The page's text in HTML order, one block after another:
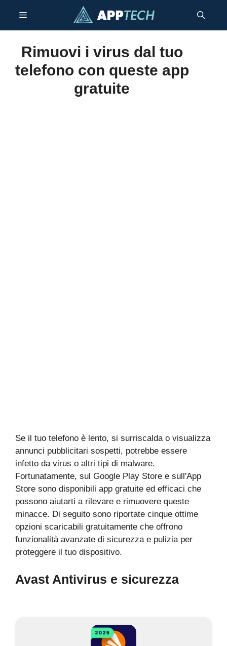
contenuto
Menu
Rimuovi i virus dal tuo
telefono con queste app
gratuite
Se il tuo telefono è lento, si surriscalda o visualizza
annunci pubblicitari sospetti, potrebbe essere
infetto da virus o altri tipi di malware.
Fortunatamente, sul Google Play Store e sull'App
Store sono disponibili app gratuite ed efficaci che
possono aiutarti a rilevare e rimuovere queste
minacce. Di seguito sono riportate cinque ottime
opzioni scaricabili gratuitamente che offrono
funzionalità avanzate di sicurezza e pulizia per
proteggere il tuo dispositivo.
Avast Antivirus e sicurezza